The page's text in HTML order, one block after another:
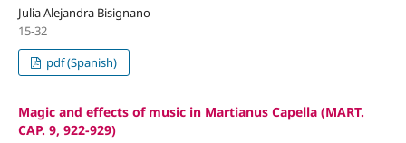
Julia Alejandra Bisignano
15-32
pdf (Spanish)
Magic and effects of music in Martianus Capella (MART.
CAP. 9, 922-929)